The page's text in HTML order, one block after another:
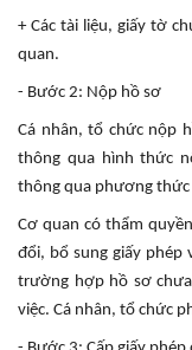
+ Các tài liệu, giấy tờ
quan.
- Bước 2: Nộp hồ sơ
Cá nhân, tổ chức nộp
thông qua hình thức
thông qua phương
Cơ quan có thẩm
đổi, bổ sung giấy
trường hợp hồ sơ
việc. Cá nhân, tổ chức